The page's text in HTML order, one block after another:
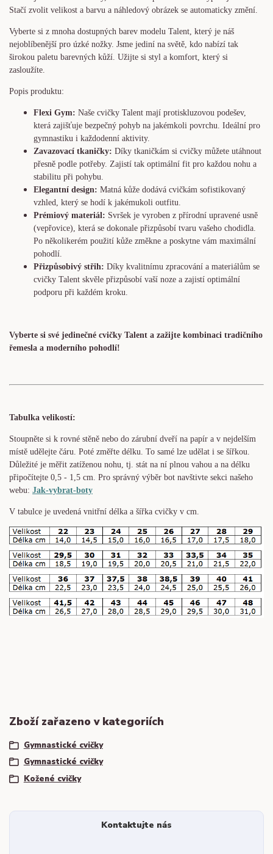
Stačí zvolit velikost a barvu a náhledový obrázek se automaticky změní.
Vyberte si z mnoha dostupných barev modelu Talent, který je náš
nejoblíbenější pro úzké nožky. Jsme jediní na světě, kdo nabízí tak
širokou paletu barevných kůží. Užijte si styl a komfort, který si
zasloužíte.
Popis produktu:
Flexi Gym: Naše cvičky Talent mají protiskluzovou podešev,
která zajišťuje bezpečný pohyb na jakémkoli povrchu. Ideální pro
gymnastiku i každodenní aktivity.
Zavazovací tkaničky: Díky tkaničkám si cvičky můžete utáhnout
přesně podle potřeby. Zajistí tak optimální fit pro každou nohu a
stabilitu při pohybu.
Elegantní design: Matná kůže dodává cvičkám sofistikovaný
vzhled, který se hodí k jakémukoli outfitu.
Prémiový materiál: Svršek je vyroben z přírodní upravené usně
(vepřovice), která se dokonale přizpůsobí tvaru vašeho chodidla.
Po několikerém použití kůže změkne a poskytne vám maximální
pohodlí.
Přizpůsobivý střih: Díky kvalitnímu zpracování a materiálům se
cvičky Talent skvěle přizpůsobí vaší noze a zajistí optimální
podporu při každém kroku.
Vyberte si své jedinečné cvičky Talent a zažijte kombinaci tradičního
řemesla a moderního pohodlí!
Tabulka velikostí:
Stoupněte si k rovné stěně nebo do zárubní dveří na papír a v nejdelším
místě udělejte čáru. Poté změřte délku. To samé lze udělat i se šířkou.
Důležité je měřit zatíženou nohu, tj. stát na ní plnou vahou a na délku
připočítejte 0,5 - 1,5 cm. Pro správný výběr bot navštivte sekci našeho
webu: Jak-vybrat-boty
V tabulce je uvedená vnitřní délka a šířka cvičky v cm.
Zboží zařazeno v kategoriích
Gymnastické cvičky
Gymnastické cvičky
Kožené cvičky
Kontaktujte nás